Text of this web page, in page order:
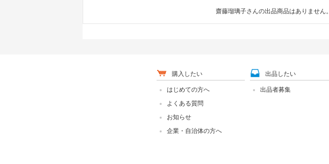
齋藤瑠璃子さんの出品商品はありません。
購入したい
はじめての方へ
よくある質問
お知らせ
企業・自治体の方へ
出品したい
出品者募集